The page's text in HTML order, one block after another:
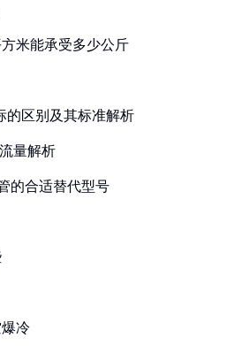
米能承受多少公斤
的区别及其标准解析
量解析
的合适替代型号
冷